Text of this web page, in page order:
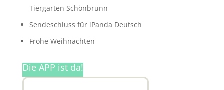
Tiergarten Schönbrunn
Sendeschluss für iPanda Deutsch
Frohe Weihnachten
Die APP ist da!